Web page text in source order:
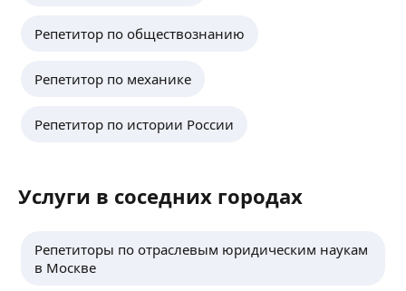
Репетитор по обществознанию
Репетитор по механике
Репетитор по истории России
Услуги в соседних городах
Репетиторы по отраслевым юридическим наукам
в Москве